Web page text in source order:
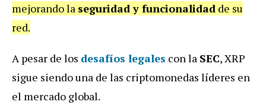
mejorando la seguridad y funcionalidad de su
red.
A pesar de los desafíos legales con la SEC, XRP
sigue siendo una de las criptomonedas líderes en
el mercado global.